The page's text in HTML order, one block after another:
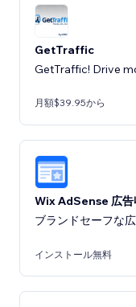
GetTraffic
GetTraffic! Drive
月額$39.95から
Wix AdSense 広告
ブランドセーフな
インストール無料